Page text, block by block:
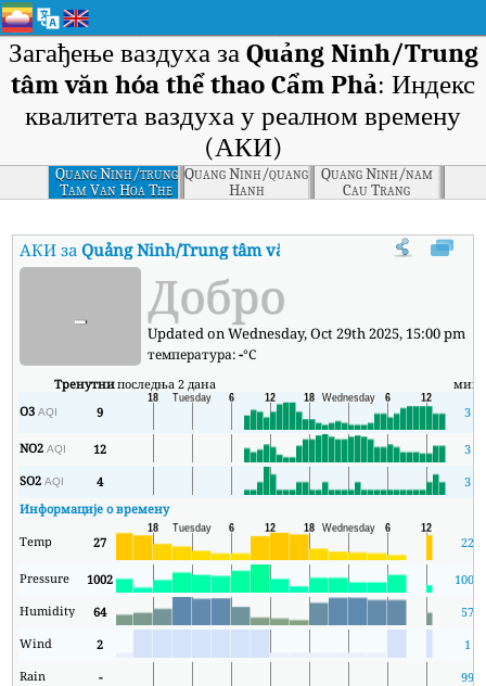
Загађење ваздуха за Quảng Ninh/Trung
tâm văn hóa thể thao Cẩm Phả: Индекс
квалитета ваздуха у реалном времену
(АКИ)
Quang Ninh/trung
Tam Van Hoa The
Thao Cam Pha
Quang Ninh/quang
Hanh
Quang Ninh/nam
Cau Trang
АКИ заQuảng Ninh/Trung tâm văn hóa thể thao Cẩm Phả
- Добро
Updated on Wednesday, Oct 29th 2025, 15:00 pm
температура:-°C
Тренутнипоследња 2 дана мин
O3AQI 9 3
NO2AQI 12
3
SO2AQI 4
3
Информације о времену
Temp
27 22
Pressure 1002 1001
Humidity
64
57
Wind
2
1
Rain
- 99